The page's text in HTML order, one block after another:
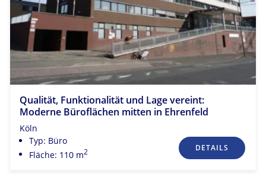
Qualität, Funktionalität und Lage vereint:
Moderne Büroflächen mitten in Ehrenfeld
Köln
Typ: Büro
Fläche: 110 m2 DETAILS